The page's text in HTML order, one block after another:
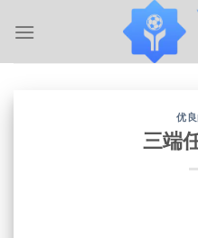
优
三端